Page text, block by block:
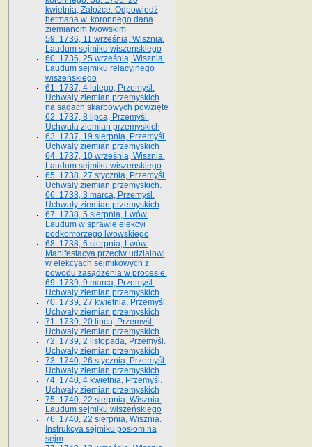
kwietnia, Załoźce. Odpowiedź
hetmana w. koronnego dana
ziemianom lwowskim
59. 1736, 11 września, Wisznia.
Laudum sejmiku wiszeńskiego
60. 1736, 25 września, Wisznia.
Laudum sejmiku relacyjnego
wiszeńskiego
61. 1737, 4 lutego, Przemyśl.
Uchwały ziemian przemyskich
na sądach skarbowych powzięte
62. 1737, 8 lipca, Przemyśl.
Uchwała ziemian przemyskich
63. 1737, 19 sierpnia, Przemyśl.
Uchwały ziemian przemyskich
64. 1737, 10 września, Wisznia.
Laudum sejmiku wiszeńskiego
65. 1738, 27 stycznia, Przemyśl.
Uchwały ziemian przemyskich­­.
66. 1738, 3 marca, Przemyśl.
Uchwały ziemian przemyskich­
67. 1738, 5 sierpnia, Lwów.
Laudum w sprawie elekcyi
podkomorzego lwowskiego
68. 1738, 6 sierpnia, Lwów.
Manifestacya przeciw udziałowi
w elekcyach sejmikowych z
powodu zasądzenia w procesie.
69. 1739, 9 marca, Przemyśl.
Uchwały ziemian przemyskich
70. 1739, 27 kwietnia, Przemyśl.
Uchwały ziemian przemyskich
71. 1739, 20 lipca, Przemyśl.
Uchwały ziemian przemyskich
72. 1739, 2 listopada, Przemyśl.
Uchwały ziemian przemyskich
73. 1740, 26 stycznia, Przemyśl.
Uchwały ziemian przemyskich
74. 1740, 4 kwietnia, Przemyśl.
Uchwały ziemian przemyskich
75. 1740, 22 sierpnia, Wisznia.
Laudum sejmiku wiszeńskiego
76. 1740, 22 sierpnia, Wisznia.
Instrukcya sejmiku posłom na
sejm